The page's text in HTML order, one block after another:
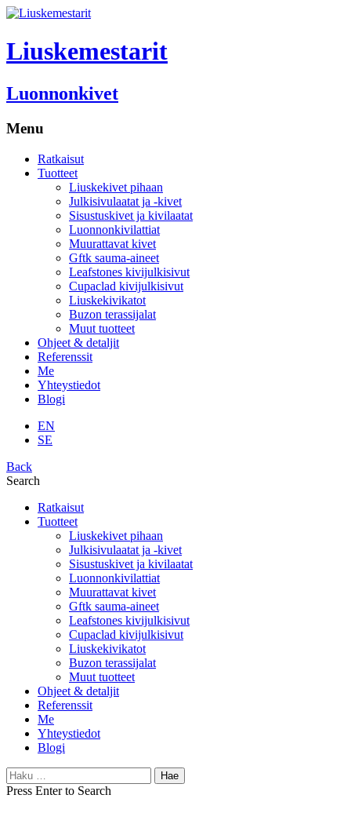
Liuskemestarit
Luonnonkivet
Menu
Ratkaisut
Tuotteet
Liuskekivet pihaan
Julkisivulaatat ja -kivet
Sisustuskivet ja kivilaatat
Luonnonkivilattiat
Muurattavat kivet
Gftk sauma-aineet
Leafstones kivijulkisivut
Cupaclad kivijulkisivut
Liuskekivikatot
Buzon terassijalat
Muut tuotteet
Ohjeet & detaljit
Referenssit
Me
Yhteystiedot
Blogi
EN
SE
Back
Search
Ratkaisut
Tuotteet
Liuskekivet pihaan
Julkisivulaatat ja -kivet
Sisustuskivet ja kivilaatat
Luonnonkivilattiat
Muurattavat kivet
Gftk sauma-aineet
Leafstones kivijulkisivut
Cupaclad kivijulkisivut
Liuskekivikatot
Buzon terassijalat
Muut tuotteet
Ohjeet & detaljit
Referenssit
Me
Yhteystiedot
Blogi
Haku:
Press Enter to Search